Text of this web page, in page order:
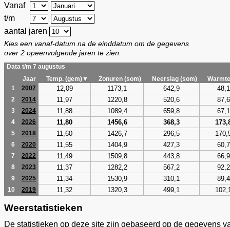
Vanaf
t/m
aantal jaren
Kies een vanaf-datum na de einddatum om de gegevens
over 2 opeenvolgende jaren te zien.
Data t/m 7 augustus
Jaar
Temp. (gem)▼ Zonuren (som) Neerslag (som)
1
2007 12,09 1173,1 642,9 48,1
2 2014 11,97 1220,8 520,6 87,6
3 2024 11,88 1089,4 659,8 67,1
4 2026 11,80 1456,6 368,3
5 2018 11,60 1426,7 296,5
6 2020 11,55 1404,9 427,3 60,7
7 2022 11,49 1509,8 443,8 66,9
8 2023 11,37 1282,2 567,2 92,2
9 2025 11,34 1530,9 310,1 89,4
10 2019 11,32 1320,3 499,1
Weerstatistieken
De statistieken op deze site zijn gebaseerd op de gegevens